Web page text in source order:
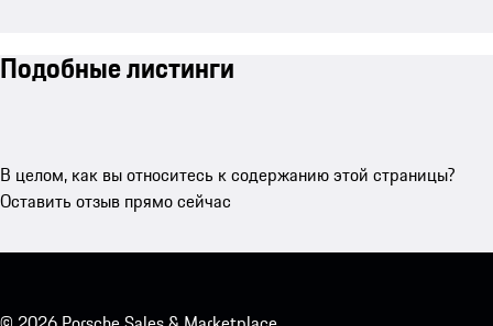
Подобные листинги
В целом, как вы относитесь к содержанию этой страницы?
Оставить отзыв прямо сейчас